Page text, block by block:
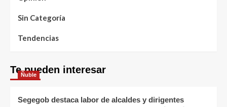
Sin Categoría
Tendencias
Te pueden interesar
Ñuble
Segegob destaca labor de alcaldes y dirigentes